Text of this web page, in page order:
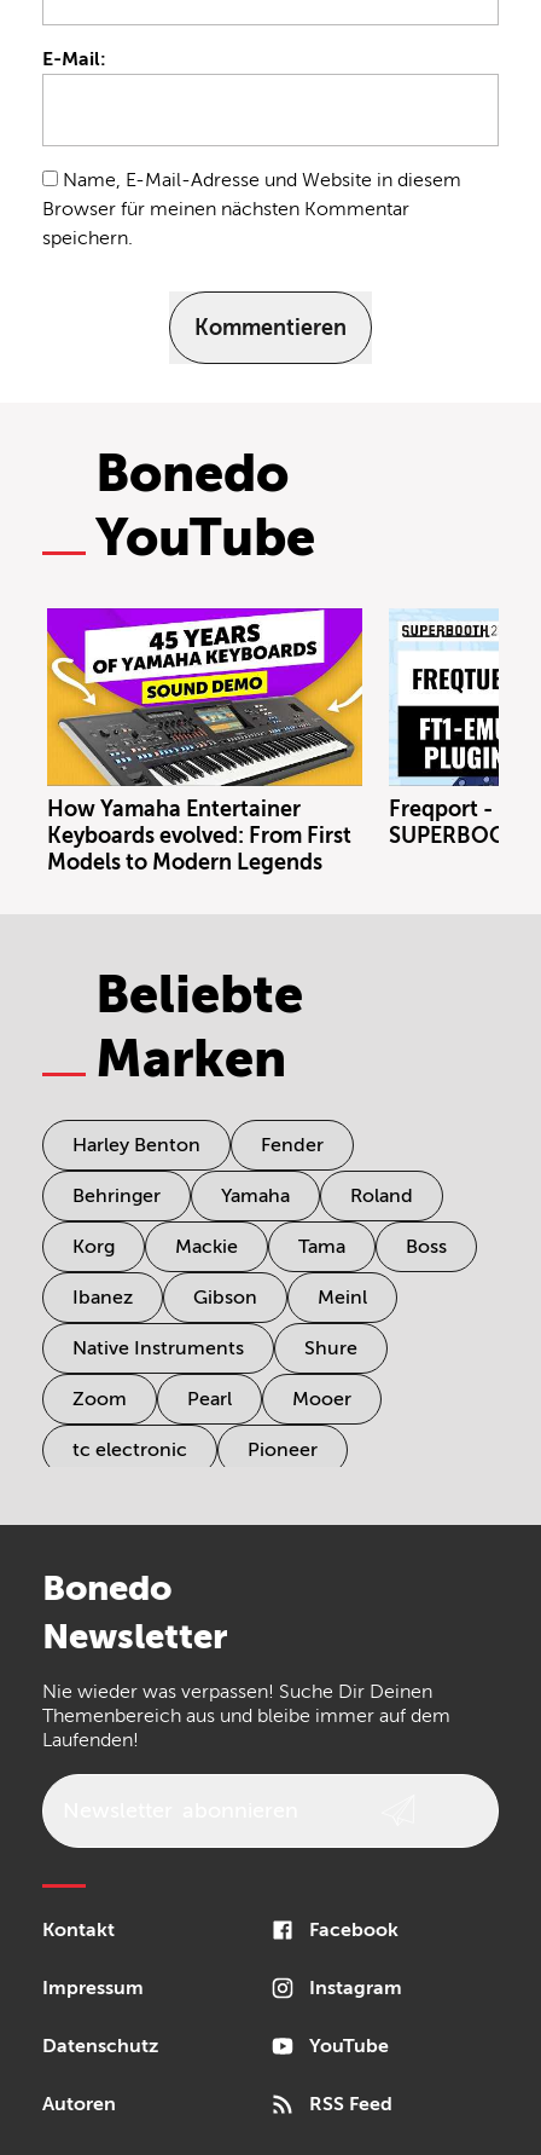
E-Mail:
Name, E-Mail-Adresse und Website in diesem
Browser für meinen nächsten Kommentar
speichern.
Kommentieren
Bonedo
YouTube
How Yamaha Entertainer
Keyboards evolved: From First
Models to Modern Legends
Freqport -
Beliebte
Marken
Harley Benton Fender
Behringer Yamaha Roland
Korg Mackie Tama Boss
Ibanez Gibson Meinl
Native Instruments Shure
Zoom Pearl Mooer
tc electronic Pioneer
Arturia
the t.bone
Walrus Audio Epiphone
Bonedo
Newsletter
Nie wieder was verpassen! Suche Dir Deinen
Themenbereich aus und bleibe immer auf dem
Laufenden!
Kontakt
Impressum
Datenschutz
Autoren
Facebook
Instagram
YouTube
RSS Feed